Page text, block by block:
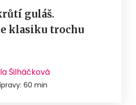
guláš.
klasiku trochu
Šilháčková
60 min